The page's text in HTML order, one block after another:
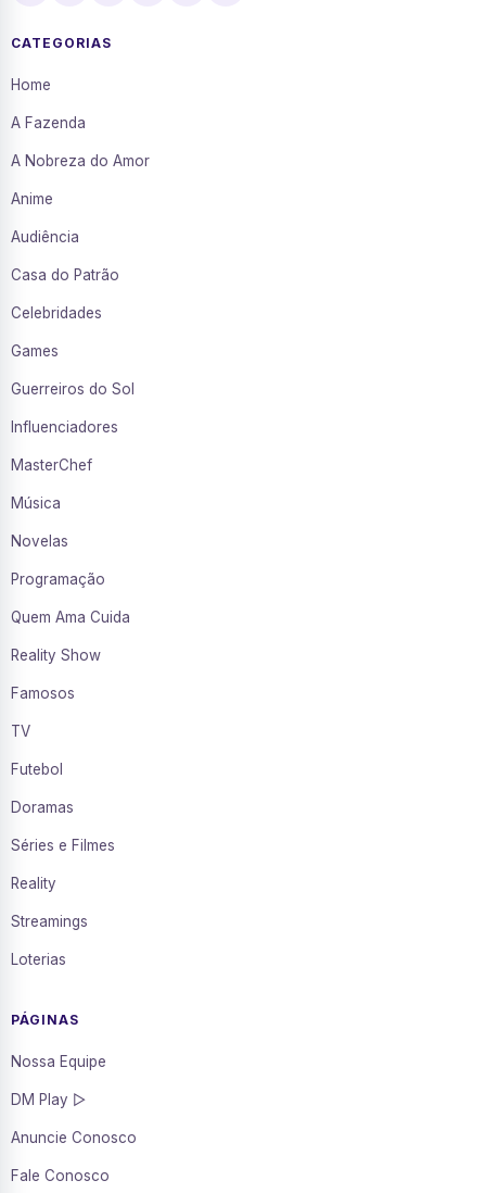
CATEGORIAS
Home
A Fazenda
A Nobreza do Amor
Anime
Audiência
Casa do Patrão
Celebridades
Games
Guerreiros do Sol
Influenciadores
MasterChef
Música
Novelas
Programação
Quem Ama Cuida
Reality Show
Famosos
TV
Futebol
Doramas
Séries e Filmes
Reality
Streamings
Loterias
PÁGINAS
Nossa Equipe
DM Play ▷
Anuncie Conosco
Fale Conosco